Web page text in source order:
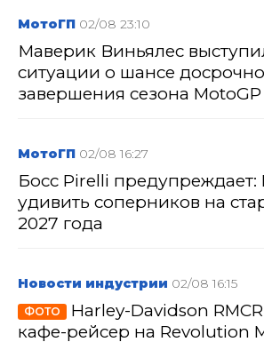
МотоГП 02/08 23:10
Маверик Виньялес
ситуации о шансе
завершения сезона
МотоГП 02/08 16:27
Босс Pirelli предупреждает:
удивить соперников на
2027 года
Новости индустрии 02/08 16:15
ФОТО
Harley-Davidson
кафе-рейсер на Revolution